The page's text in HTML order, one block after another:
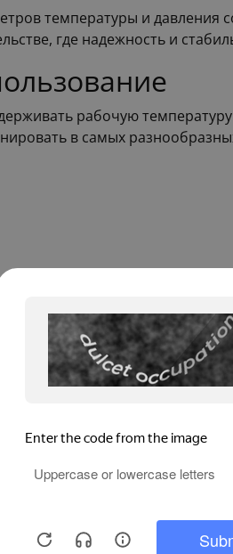
температуры и давления
где надежность и
рабочую
в самых
склонность трубы к
для тех, кто ищет